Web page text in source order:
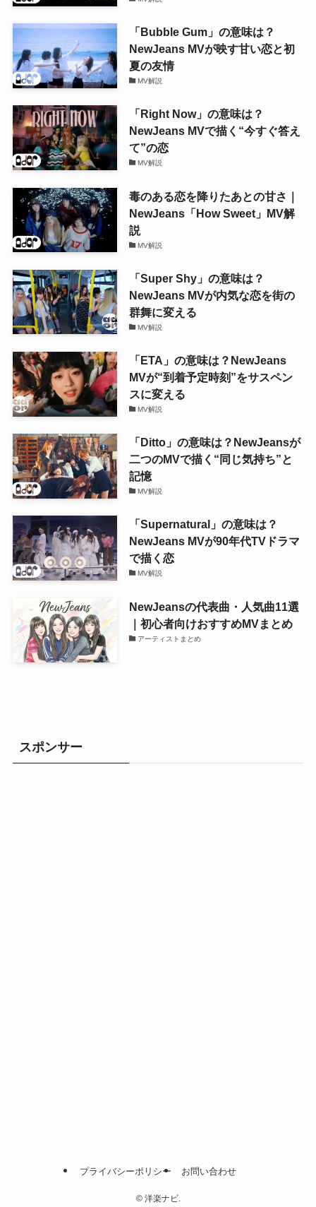
「Bubble Gum」の意味は？
NewJeans MVが映す甘い恋と初
夏の友情
MV解説
「Right Now」の意味は？
NewJeans MVで描く“今すぐ答え
て”の恋
MV解説
毒のある恋を降りたあとの甘さ｜
NewJeans「How Sweet」MV解
説
MV解説
「Super Shy」の意味は？
NewJeans MVが内気な恋を街の
群舞に変える
MV解説
「ETA」の意味は？NewJeans
MVが“到着予定時刻”をサスペン
スに変える
MV解説
「Ditto」の意味は？NewJeansが
二つのMVで描く“同じ気持ち”と
記憶
MV解説
「Supernatural」の意味は？
NewJeans MVが90年代TVドラマ
で描く恋
MV解説
NewJeansの代表曲・人気曲11選
｜初心者向けおすすめMVまとめ
アーティストまとめ
スポンサー
プライバシーポリシー お問い合わせ
©洋楽ナビ.